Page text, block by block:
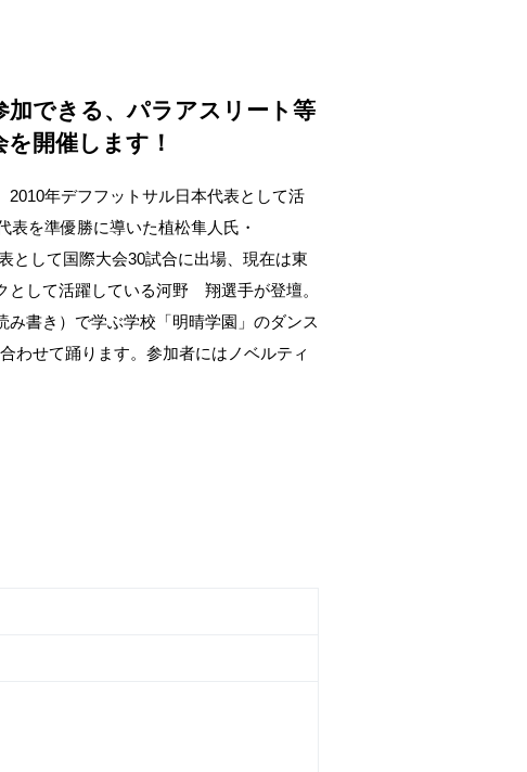
加できる、パラアスリート等
開催します！
年デフフットサル日本代表として活
表を準優勝に導いた植松隼人氏・
として国際大会30試合に出場、現在は東
として活躍している河野 翔選手が登壇。
書き）で学ぶ学校「明晴学園」のダンス
せて踊ります。参加者にはノベルティ